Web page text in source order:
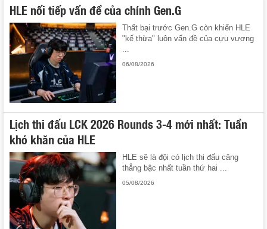
HLE nối tiếp vấn đề của chính Gen.G
Thất bại trước Gen.G còn khiến HLE
"kế thừa" luôn vấn đề của cựu vương
...
06/08/2026
Lịch thi đấu LCK 2026 Rounds 3-4 mới nhất: Tuần
khó khăn của HLE
HLE sẽ là đội có lịch thi đấu căng
thẳng bậc nhất tuần thứ hai ...
05/08/2026